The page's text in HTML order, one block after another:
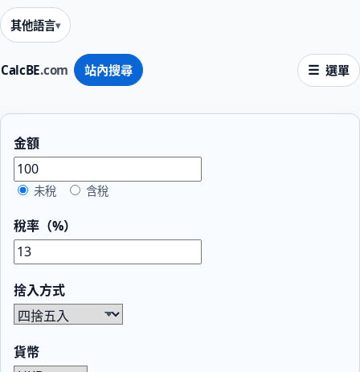
CalcBE.com 站內搜尋 選單
其他語言
金額
未稅 含稅
稅率（%）
捨入方式
貨幣